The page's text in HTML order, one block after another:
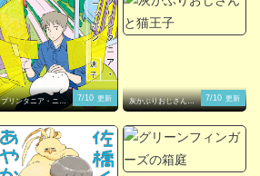
プリンタニア・ニッ
ポン
7/10 更新
灰かぶりおじさんと
猫王子
7/10 更新